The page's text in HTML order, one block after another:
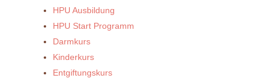
HPU Ausbildung
HPU Start Programm
Darmkurs
Kinderkurs
Entgiftungskurs